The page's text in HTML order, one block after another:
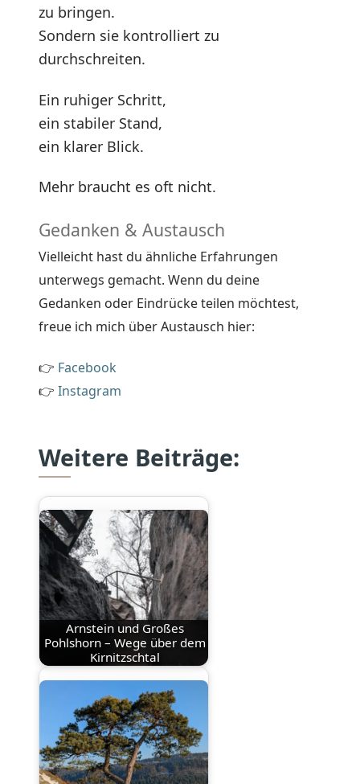
zu bringen.
Sondern sie kontrolliert zu
durchschreiten.
Ein ruhiger Schritt,
ein stabiler Stand,
ein klarer Blick.
Mehr braucht es oft nicht.
Gedanken & Austausch
Vielleicht hast du ähnliche Erfahrungen
unterwegs gemacht. Wenn du deine
Gedanken oder Eindrücke teilen möchtest,
freue ich mich über Austausch hier:
👉 Facebook
👉 Instagram
Weitere Beiträge:
Arnstein und Großes
Pohlshorn – Wege über dem
Kirnitzschtal